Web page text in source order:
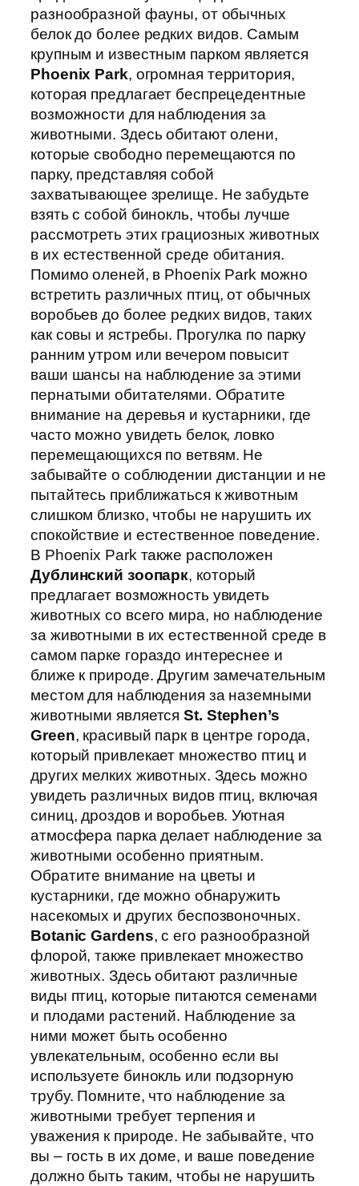
разнообразной фауны, от обычных
белок до более редких видов. Самым
крупным и известным парком является
Phoenix Park, огромная территория,
которая предлагает беспрецедентные
возможности для наблюдения за
животными. Здесь обитают олени,
которые свободно перемещаются по
парку, представляя собой
захватывающее зрелище. Не забудьте
взять с собой бинокль, чтобы лучше
рассмотреть этих грациозных животных
в их естественной среде обитания.
Помимо оленей, в Phoenix Park можно
встретить различных птиц, от обычных
воробьев до более редких видов, таких
как совы и ястребы. Прогулка по парку
ранним утром или вечером повысит
ваши шансы на наблюдение за этими
пернатыми обитателями. Обратите
внимание на деревья и кустарники, где
часто можно увидеть белок, ловко
перемещающихся по ветвям. Не
забывайте о соблюдении дистанции и не
пытайтесь приближаться к животным
слишком близко, чтобы не нарушить их
спокойствие и естественное поведение.
В Phoenix Park также расположен
Дублинский зоопарк, который
предлагает возможность увидеть
животных со всего мира, но наблюдение
за животными в их естественной среде в
самом парке гораздо интереснее и
ближе к природе. Другим замечательным
местом для наблюдения за наземными
животными являетсяSt. Stephen’s
Green, красивый парк в центре города,
который привлекает множество птиц и
других мелких животных. Здесь можно
увидеть различных видов птиц, включая
синиц, дроздов и воробьев. Уютная
атмосфера парка делает наблюдение за
животными особенно приятным.
Обратите внимание на цветы и
кустарники, где можно обнаружить
насекомых и других беспозвоночных.
Botanic Gardens, с его разнообразной
флорой, также привлекает множество
животных. Здесь обитают различные
виды птиц, которые питаются семенами
и плодами растений. Наблюдение за
ними может быть особенно
увлекательным, особенно если вы
используете бинокль или подзорную
трубу. Помните, что наблюдение за
животными требует терпения и
уважения к природе. Не забывайте, что
вы – гость в их доме, и ваше поведение
должно быть таким, чтобы не нарушить